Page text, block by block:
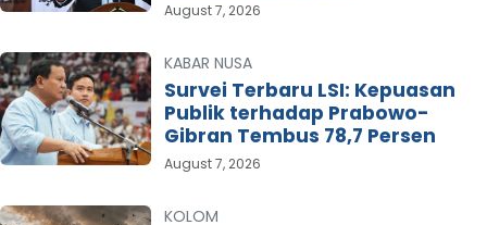
August 7, 2026
KABAR NUSA
Survei Terbaru LSI: Kepuasan
Publik terhadap Prabowo-
Gibran Tembus 78,7 Persen
August 7, 2026
KOLOM